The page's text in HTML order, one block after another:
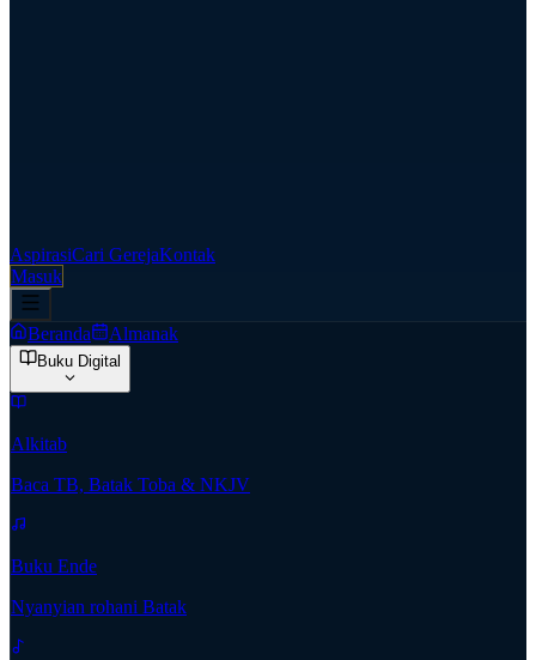
AspirasiCari GerejaKontak
Masuk
Beranda Almanak
Buku Digital
Alkitab
Baca TB, Batak Toba & NKJV
Buku Ende
Nyanyian rohani Batak